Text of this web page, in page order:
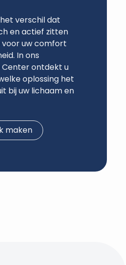
verschil dat
en actief zitten
voor uw comfort
In ons
Center ontdekt u
oplossing het
bij uw lichaam en
maken